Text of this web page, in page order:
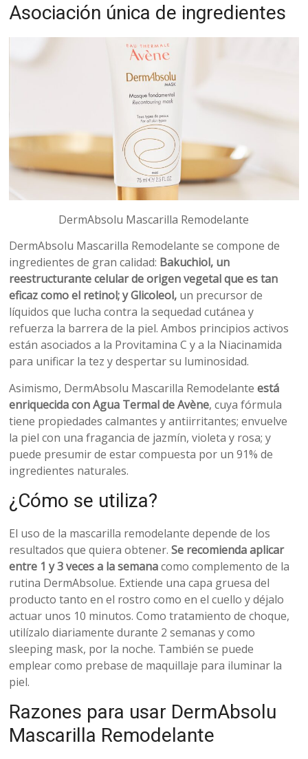
Asociación única de ingredientes
DermAbsolu Mascarilla Remodelante
DermAbsolu Mascarilla Remodelante se compone de
ingredientes de gran calidad: Bakuchiol, un
reestructurante celular de origen vegetal que es tan
eficaz como el retinol; y Glicoleol, un precursor de
líquidos que lucha contra la sequedad cutánea y
refuerza la barrera de la piel. Ambos principios activos
están asociados a la Provitamina C y a la Niacinamida
para unificar la tez y despertar su luminosidad.
Asimismo, DermAbsolu Mascarilla Remodelante está
enriquecida con Agua Termal de Avène, cuya fórmula
tiene propiedades calmantes y antiirritantes; envuelve
la piel con una fragancia de jazmín, violeta y rosa; y
puede presumir de estar compuesta por un 91% de
ingredientes naturales.
¿Cómo se utiliza?
El uso de la mascarilla remodelante depende de los
resultados que quiera obtener. Se recomienda aplicar
entre 1 y 3 veces a la semanacomo complemento de la
rutina DermAbsolue. Extiende una capa gruesa del
producto tanto en el rostro como en el cuello y déjalo
actuar unos 10 minutos. Como tratamiento de choque,
utilízalo diariamente durante 2 semanas y como
sleeping mask, por la noche. También se puede
emplear como prebase de maquillaje para iluminar la
piel.
Razones para usar DermAbsolu
Mascarilla Remodelante